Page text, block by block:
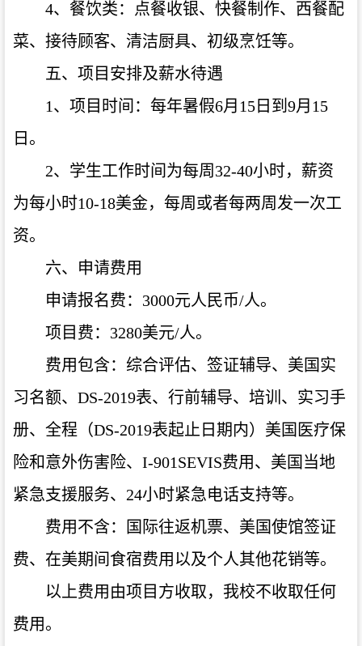
4、餐饮类：点餐收银、快餐制作、西餐配
菜、接待顾客、清洁厨具、初级烹饪等。
五、项目安排及薪水待遇
1、项目时间：每年暑假6月15日到9月15
日。
2、学生工作时间为每周32-40小时，薪资
为每小时10-18美金，每周或者每两周发一次工
资。
六、申请费用
申请报名费：3000元人民币/人。
项目费：3280美元/人。
费用包含：综合评估、签证辅导、美国实
习名额、DS-2019表、行前辅导、培训、实习手
册、全程（DS-2019表起止日期内）美国医疗保
险和意外伤害险、I-901SEVIS费用、美国当地
紧急支援服务、24小时紧急电话支持等。
费用不含：国际往返机票、美国使馆签证
费、在美期间食宿费用以及个人其他花销等。
以上费用由项目方收取，我校不收取任何
费用。